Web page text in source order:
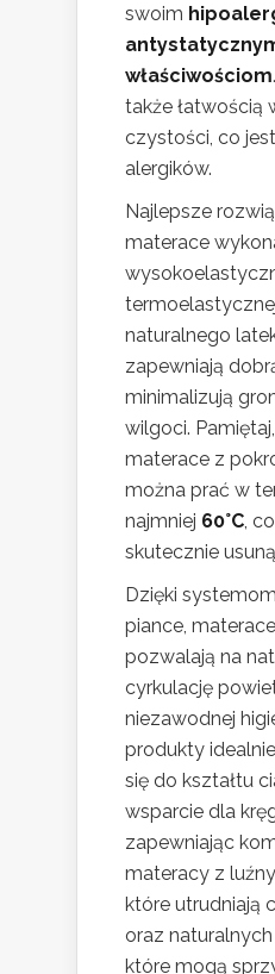
swoim
właściwościom
także łatwością
czystości, co
alergików.
Najlepsze
materace
naturalnego
zapewniają
minimalizują
wilgoci.
materace z
można prać w
najmniej 60°C,
skutecznie
Dzięki
piance,
pozwalają na
cyrkulację
niezawodnej
produkty
się do kształtu
wsparcie dla
zapewniając
materacy z
które utrudniają
oraz naturalnych
które mogą